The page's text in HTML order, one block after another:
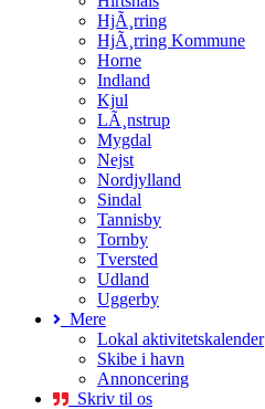
HjÃ¸rring
HjÃ¸rring Kommune
Horne
Indland
Kjul
LÃ¸nstrup
Mygdal
Nejst
Nordjylland
Sindal
Tannisby
Tornby
Tversted
Udland
Uggerby
Mere
Lokal aktivitetskalender
Skibe i havn
Annoncering
Skriv til os